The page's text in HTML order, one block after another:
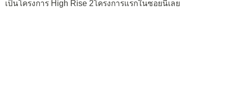
เป็นโครงการ High Rise 2โครงการแรกในซอยนี้เลย